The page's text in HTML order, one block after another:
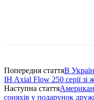
Попередня статтяВ
IH Axial Flow 250 серії
Наступна стаття
соняхів у подарунок